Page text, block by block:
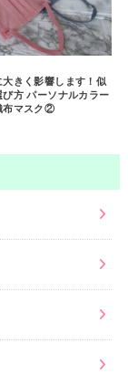
大きく影響します！似
び方 パーソナルカラー
布マスク②